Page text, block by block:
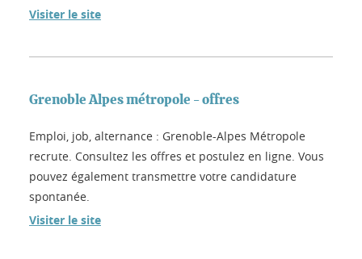
Visiter le site
Grenoble Alpes métropole - offres
Emploi, job, alternance : Grenoble-Alpes Métropole
recrute. Consultez les offres et postulez en ligne. Vous
pouvez également transmettre votre candidature
spontanée.
Visiter le site